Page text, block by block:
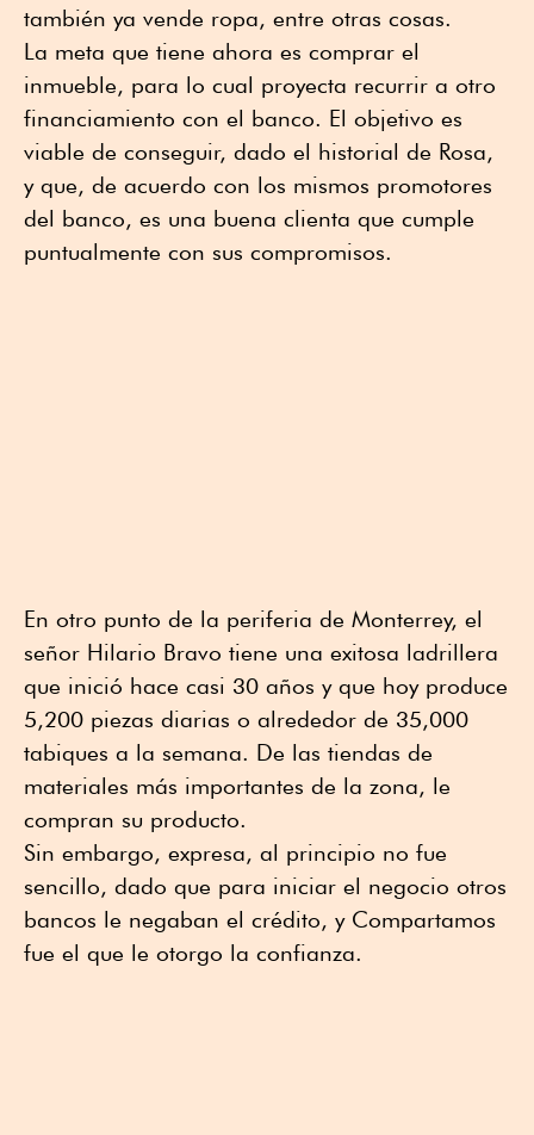
también ya vende ropa, entre otras cosas.
La meta que tiene ahora es comprar el
inmueble, para lo cual proyecta recurrir a otro
financiamiento con el banco. El objetivo es
viable de conseguir, dado el historial de Rosa,
y que, de acuerdo con los mismos promotores
del banco, es una buena clienta que cumple
puntualmente con sus compromisos.
En otro punto de la periferia de Monterrey, el
señor Hilario Bravo tiene una exitosa ladrillera
que inició hace casi 30 años y que hoy produce
5,200 piezas diarias o alrededor de 35,000
tabiques a la semana. De las tiendas de
materiales más importantes de la zona, le
compran su producto.
Sin embargo, expresa, al principio no fue
sencillo, dado que para iniciar el negocio otros
bancos le negaban el crédito, y Compartamos
fue el que le otorgo la confianza.